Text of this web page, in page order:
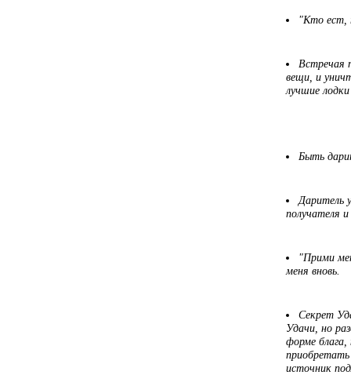
"Кто ест,
Встречая
вещи, и
лучшие
Быть
Даритель
получателя
"Прими
меня вновь.
Секрет
Удачи, но
форме блага,
источник